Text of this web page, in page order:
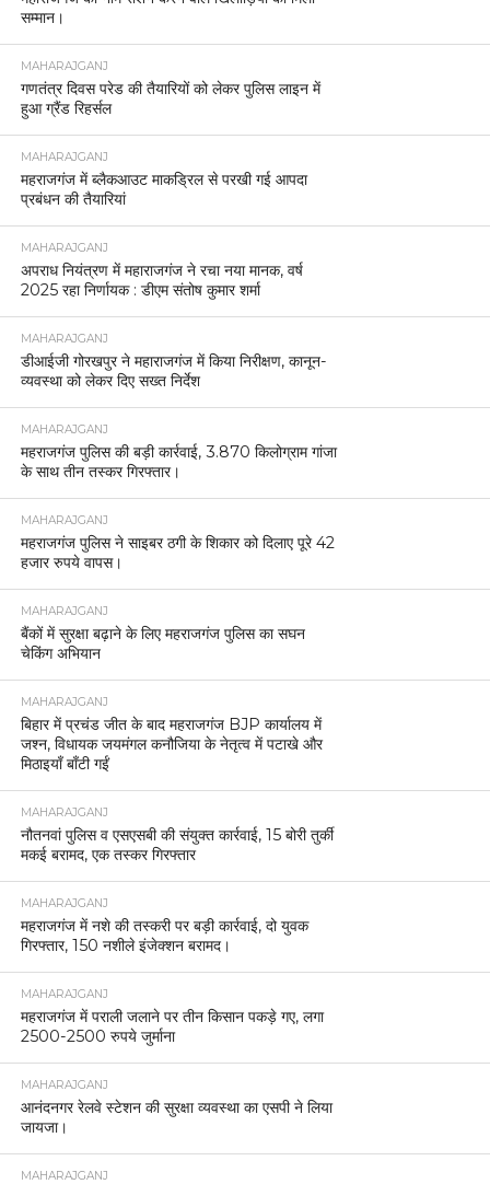
सम्मान।
MAHARAJGANJ
गणतंत्र दिवस परेड की तैयारियों को लेकर पुलिस लाइन में
हुआ ग्रैंड रिहर्सल
MAHARAJGANJ
महराजगंज में ब्लैकआउट माकड्रिल से परखी गई आपदा
प्रबंधन की तैयारियां
MAHARAJGANJ
अपराध नियंत्रण में महाराजगंज ने रचा नया मानक, वर्ष
2025 रहा निर्णायक : डीएम संतोष कुमार शर्मा
MAHARAJGANJ
डीआईजी गोरखपुर ने महाराजगंज में किया निरीक्षण, कानून-
व्यवस्था को लेकर दिए सख्त निर्देश
MAHARAJGANJ
महराजगंज पुलिस की बड़ी कार्रवाई, 3.870 किलोग्राम गांजा
के साथ तीन तस्कर गिरफ्तार।
MAHARAJGANJ
महराजगंज पुलिस ने साइबर ठगी के शिकार को दिलाए पूरे 42
हजार रुपये वापस।
MAHARAJGANJ
बैंकों में सुरक्षा बढ़ाने के लिए महराजगंज पुलिस का सघन
चेकिंग अभियान
MAHARAJGANJ
बिहार में प्रचंड जीत के बाद महराजगंज BJP कार्यालय में
जश्न, विधायक जयमंगल कनौजिया के नेतृत्व में पटाखे और
मिठाइयाँ बाँटी गईं
MAHARAJGANJ
नौतनवां पुलिस व एसएसबी की संयुक्त कार्रवाई, 15 बोरी तुर्की
मकई बरामद, एक तस्कर गिरफ्तार
MAHARAJGANJ
महराजगंज में नशे की तस्करी पर बड़ी कार्रवाई, दो युवक
गिरफ्तार, 150 नशीले इंजेक्शन बरामद।
MAHARAJGANJ
महराजगंज में पराली जलाने पर तीन किसान पकड़े गए, लगा
2500-2500 रुपये जुर्माना
MAHARAJGANJ
आनंदनगर रेलवे स्टेशन की सुरक्षा व्यवस्था का एसपी ने लिया
जायजा।
MAHARAJGANJ